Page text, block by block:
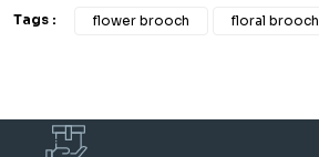
Tags : flower brooch floral brooch